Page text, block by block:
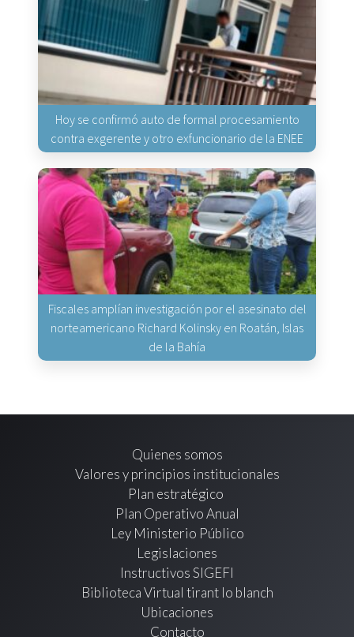
Hoy se confirmó auto de formal procesamiento
contra exgerente y otro exfuncionario de la ENEE
Fiscales amplían investigación por el asesinato del
norteamericano Richard Kolinsky en Roatán, Islas
de la Bahía
Quienes somos
Valores y principios institucionales
Plan estratégico
Plan Operativo Anual
Ley Ministerio Público
Legislaciones
Instructivos SIGEFI
Biblioteca Virtual tirant lo blanch
Ubicaciones
Contacto